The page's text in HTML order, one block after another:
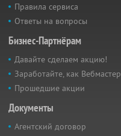
Правила сервиса
Ответы на вопросы
Бизнес-Партнёрам
Давайте сделаем акцию!
Заработайте, как Вебмастер
Прошедшие акции
Документы
Агентский договор